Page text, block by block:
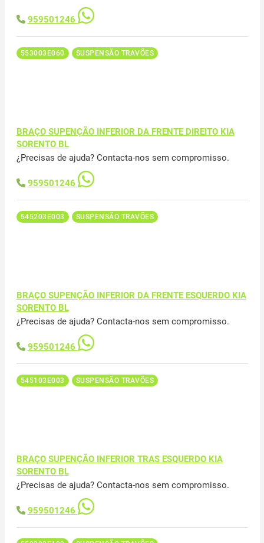
959501246
553003E060 SUSPENSÃO TRAVÕES
BRAÇO SUPENÇÃO INFERIOR DA FRENTE DIREITO KIA
SORENTO BL
¿Precisas de ajuda? Contacta-nos sem compromisso.
959501246
545203E003 SUSPENSÃO TRAVÕES
BRAÇO SUPENÇÃO INFERIOR DA FRENTE ESQUERDO KIA
SORENTO BL
¿Precisas de ajuda? Contacta-nos sem compromisso.
959501246
545103E003 SUSPENSÃO TRAVÕES
BRAÇO SUPENÇÃO INFERIOR TRAS ESQUERDO KIA
SORENTO BL
¿Precisas de ajuda? Contacta-nos sem compromisso.
959501246